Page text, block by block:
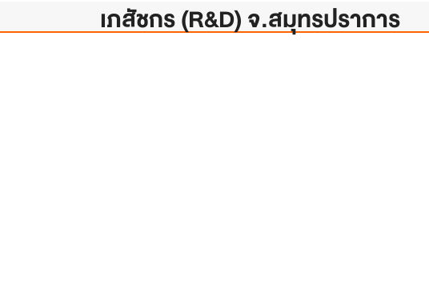
เภสัชกร (R&D) จ.สมุทรปราการ